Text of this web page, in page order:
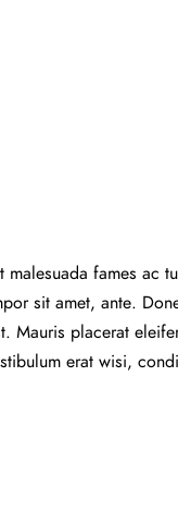
malesuada fames ac
sit amet, ante.
Mauris placerat
erat wisi,